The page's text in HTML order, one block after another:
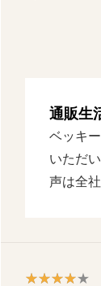
通販生
ベッキ
いただ
声は全